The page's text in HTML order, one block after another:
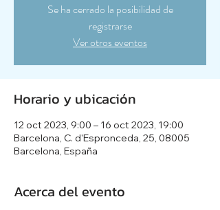
Se ha cerrado la posibilidad de
registrarse
Ver otros eventos
Horario y ubicación
12 oct 2023, 9:00 – 16 oct 2023, 19:00
Barcelona, C. d'Espronceda, 25, 08005
Barcelona, España
Acerca del evento